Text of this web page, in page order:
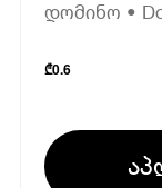
დომინო •
₾0.6